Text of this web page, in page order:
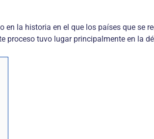
en la historia en el que los países que
proceso tuvo lugar principalmente en la